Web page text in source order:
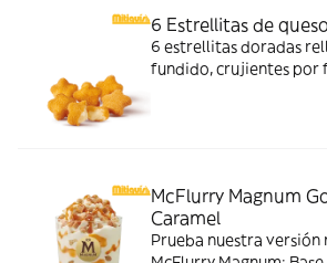
6 Estrellitas de queso
6 estrellitas doradas
fundido, crujientes por
McFlurry Magnum
Caramel
Prueba nuestra